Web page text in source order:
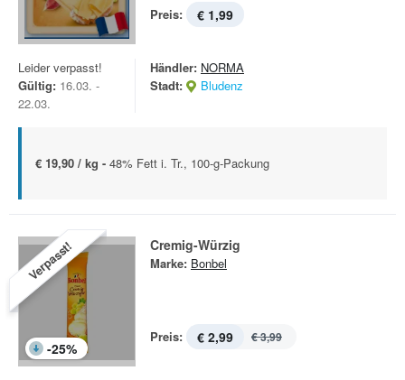
Preis: € 1,99
Leider verpasst!
Gültig: 16.03. -
22.03.
Händler: NORMA
Stadt:
Bludenz
€ 19,90 / kg - 48% Fett i. Tr., 100-g-Packung
Verpasst!
-25%
Cremig-Würzig
Marke: Bonbel
Preis: € 2,99 € 3,99